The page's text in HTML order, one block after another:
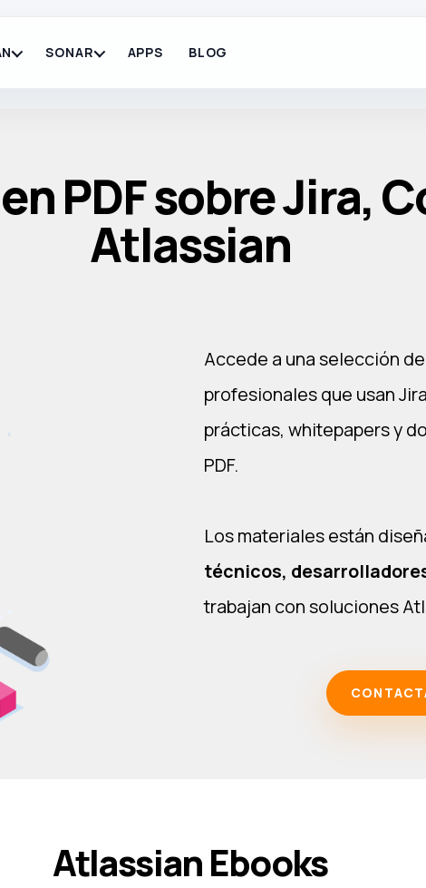
SONAR APPS BLOG
PDF sobre Jira,
Atlassian
Accede a una selección de
profesionales que usan
prácticas, whitepapers y
PDF.
Los materiales están
técnicos,
trabajan con soluciones
Atlassian Ebooks